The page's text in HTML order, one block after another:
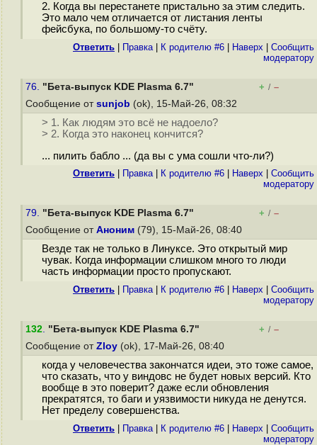
2. Когда вы перестанете пристально за этим следить.
Это мало чем отличается от листания ленты
фейсбука, по большому-то счёту.
Ответить Правка| К родителю #6 Наверх
Cообщить
модератору
76. "Бета-выпуск KDE Plasma 6.7" + / –
Сообщение от sunjob (ok), 15-Май-26, 08:32
> 1. Как людям это всё не надоело?
> 2. Когда это наконец кончится?
... пилить бабло ... (да вы с ума сошли что-ли?)
Ответить Правка| К родителю #6 Наверх
Cообщить
модератору
79. "Бета-выпуск KDE Plasma 6.7" + / –
Сообщение от Аноним (79), 15-Май-26, 08:40
Везде так не только в Линуксе. Это открытый мир
чувак. Когда информации слишком много то люди
часть информации просто пропускают.
Ответить Правка| К родителю #6 Наверх
Cообщить
модератору
132. "Бета-выпуск KDE Plasma 6.7" + / –
Сообщение от Zloy (ok), 17-Май-26, 08:40
когда у человечества закончатся идеи, это тоже самое,
что сказать, что у виндовс не будет новых версий. Кто
вообще в это поверит? даже если обновления
прекратятся, то баги и уязвимости никуда не денутся.
Нет пределу совершенства.
Ответить Правка| К родителю #6 Наверх
Cообщить
модератору